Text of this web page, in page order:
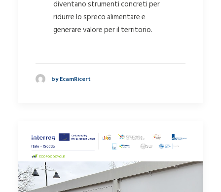
diventano strumenti concreti per
ridurre lo spreco alimentare e
generare valore per il territorio.
by EcamRicert